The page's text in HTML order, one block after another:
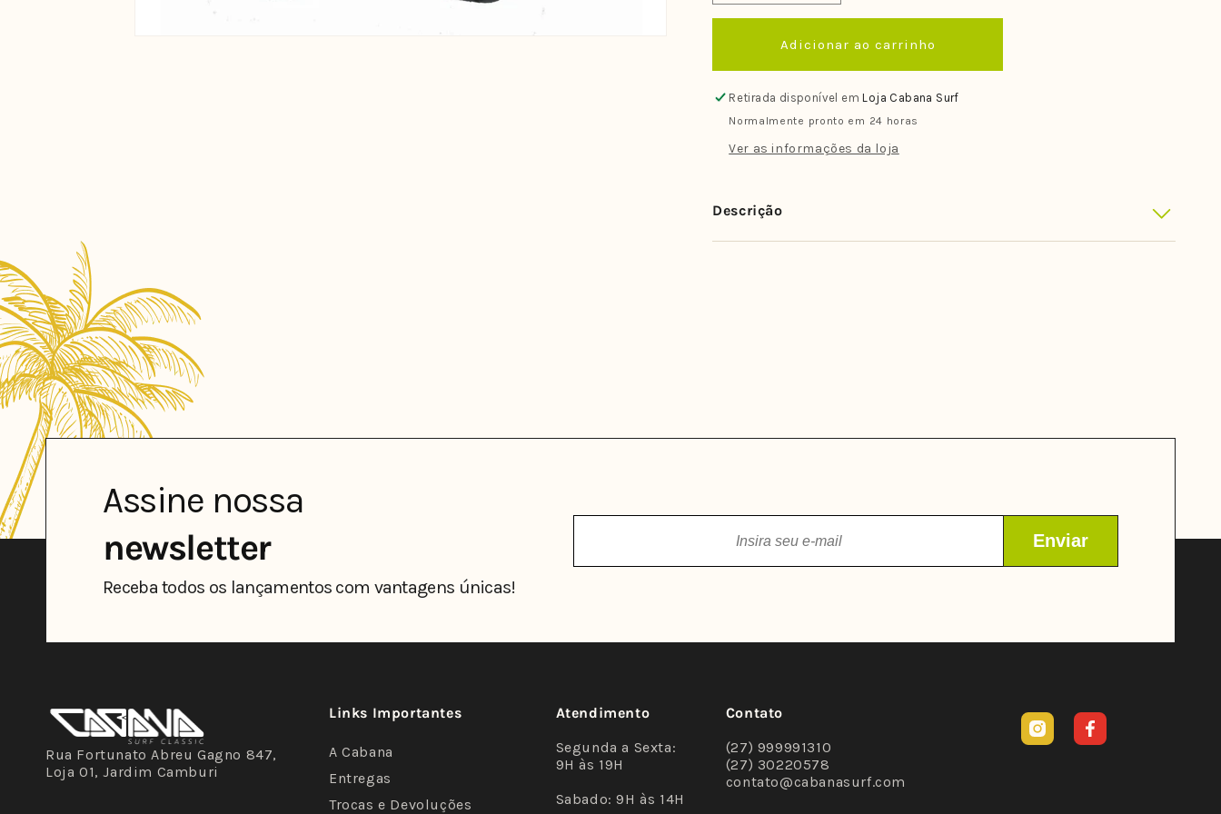
a
Deck
Pes
Tricolor
3M
a
de
Deck
Pes
Tricolor
3M
Adicionar ao carrinho
Retirada disponível emLoja Cabana Surf
Normalmente pronto em 24 horas
Ver as informações da loja
Descrição
Assine nossa
newsletter
Receba todos os lançamentos com vantagens únicas!
Rua Fortunato Abreu Gagno 847,
Loja 01, Jardim Camburi
Links Importantes
A Cabana
Entregas
Trocas e Devoluções
Atendimento
Segunda a Sexta:
9H às 19H
Sabado: 9H às 14H
Contato
(27) 999991310
(27) 30220578
contato@cabanasurf.com
Facebook
Instagram